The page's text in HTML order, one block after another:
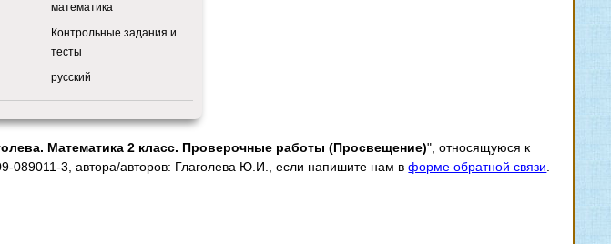
математика
Контрольные задания и
тесты
русский
Математика 2 класс. Проверочные работы (Просвещение)", относящуюся к
089011-3, автора/авторов: Глаголева Ю.И., если напишите нам вформе обратной связи.